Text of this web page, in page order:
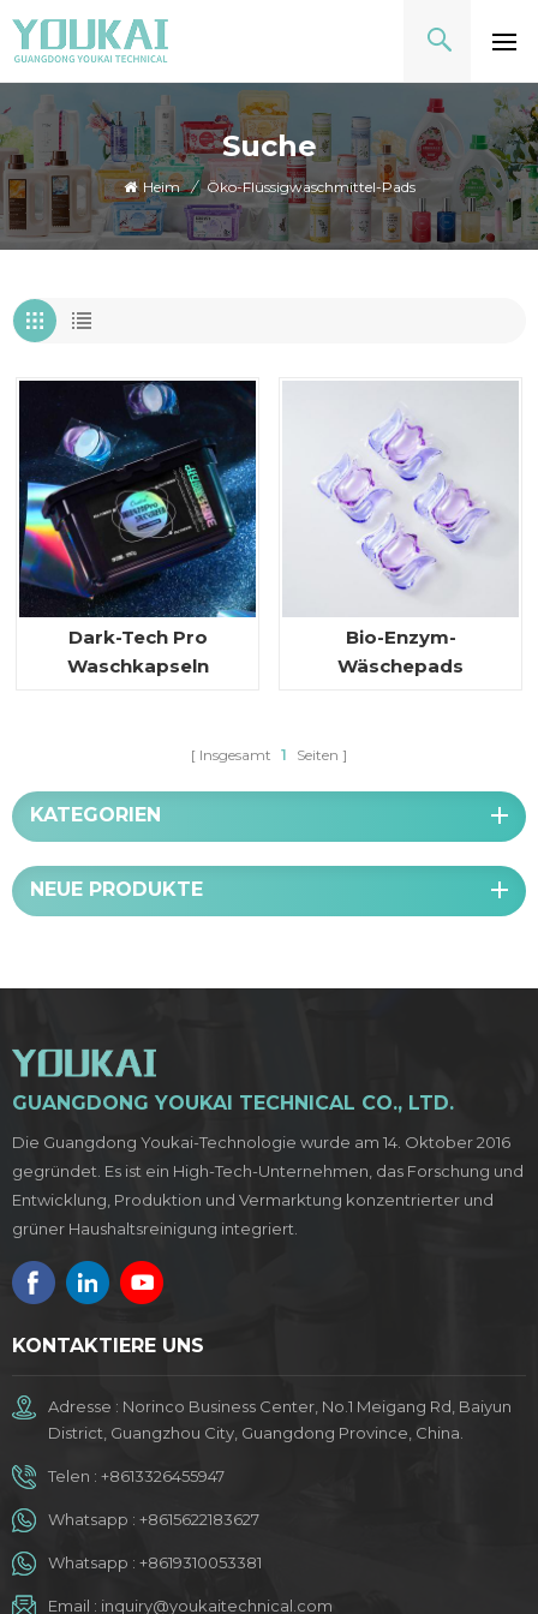
Suche
Heim / Öko-Flüssigwaschmittel-Pads
Dark-Tech Pro
Waschkapseln
Bio-Enzym-
Wäschepads
Insgesamt 1 Seiten
KATEGORIEN
NEUE PRODUKTE
GUANGDONG YOUKAI TECHNICAL CO., LTD.
Die Guangdong Youkai-Technologie wurde am 14. Oktober 2016
gegründet. Es ist ein High-Tech-Unternehmen, das Forschung und
Entwicklung, Produktion und Vermarktung konzentrierter und
grüner Haushaltsreinigung integriert.
KONTAKTIERE UNS
Adresse : Norinco Business Center, No.1 Meigang Rd, Baiyun
District, Guangzhou City, Guangdong Province, China.
Telen : +8613326455947
Whatsapp : +8615622183627
Whatsapp : +8619310053381
Email : inquiry@youkaitechnical.com